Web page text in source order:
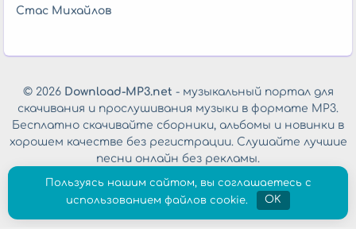
Стас Михайлов
© 2026 Download-MP3.net - музыкальный портал для
скачивания и прослушивания музыки в формате MP3.
Бесплатно скачивайте сборники, альбомы и новинки в
хорошем качестве без регистрации. Слушайте лучшие
песни онлайн без рекламы.
Обратная связь
Политика конфиденциальности
Пользуясь нашим сайтом, вы соглашаетесь с
использованием файлов cookie.
OK